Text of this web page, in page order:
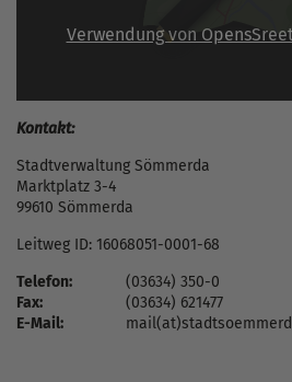
Verwendung von
Kontakt:
Stadtverwaltung Sömmerda
Marktplatz 3-4
99610 Sömmerda
Leitweg ID: 16068051-0001-68
Telefon:
(03634) 350-0
Fax:
(03634) 621477
E-Mail: